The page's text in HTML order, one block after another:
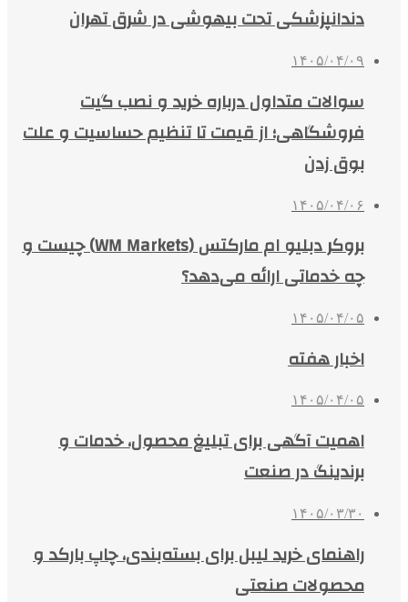
دندانپزشکی تحت بیهوشی در شرق تهران
۱۴۰۵/۰۴/۰۹
سوالات متداول درباره خرید و نصب گیت
فروشگاهی؛ از قیمت تا تنظیم حساسیت و علت
بوق زدن
۱۴۰۵/۰۴/۰۶
بروکر دبلیو ام مارکتس (WM Markets) چیست و
چه خدماتی ارائه می‌دهد؟
۱۴۰۵/۰۴/۰۵
اخبار هفته
۱۴۰۵/۰۴/۰۵
اهمیت آگهی برای تبلیغ محصول، خدمات و
برندینگ در صنعت
۱۴۰۵/۰۳/۳۰
راهنمای خرید لیبل برای بسته‌بندی، چاپ بارکد و
محصولات صنعتی